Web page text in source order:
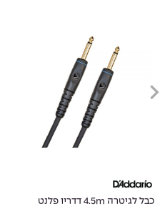
כבל לגיטרה 4.5m דדריו פלנט